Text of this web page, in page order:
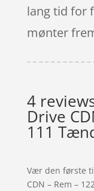
lang tid for
mønter
4
Drive
111
Vær den første
CDN – Rem –